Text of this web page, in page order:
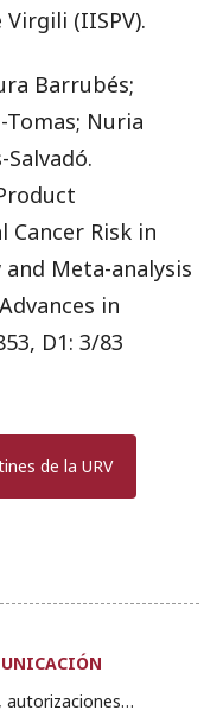
(IISPV).
Barrubés;
Tomas; Nuria
Salvadó.
Cancer Risk in
Meta-analysis
in
D1: 3/83
de la URV
autorizaciones…